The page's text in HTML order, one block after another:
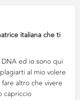
italiana che ti
ed io sono qui
al mio volere
altro che vivere
capriccio